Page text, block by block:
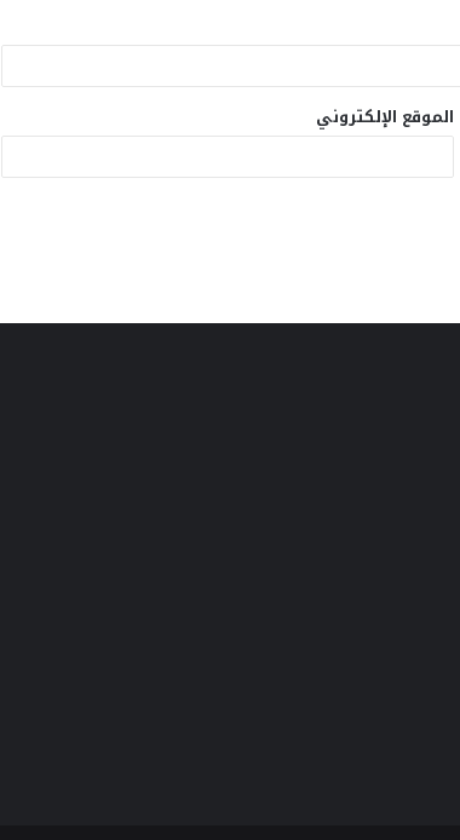
الموقع الإلكتروني